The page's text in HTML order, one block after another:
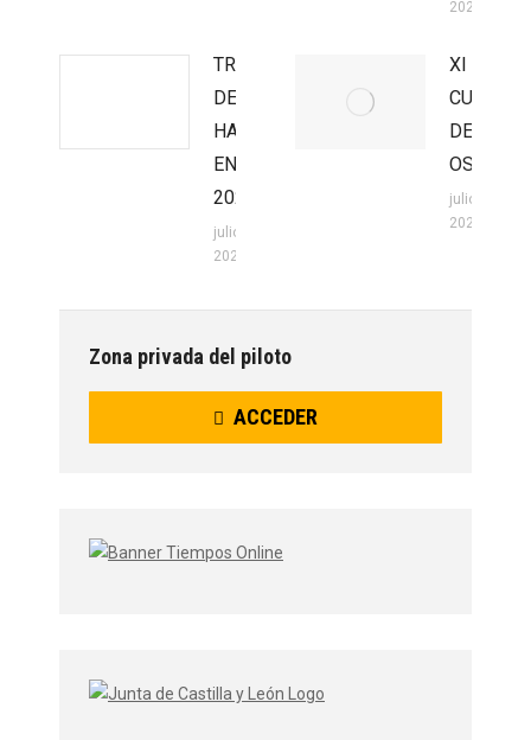
2026
TROFEO
DE
HARD
ENDURO
2026
julio 22,
2026
XI
CUEVA
DEL
OSO
julio 20,
2026
Zona privada del piloto
ACCEDER